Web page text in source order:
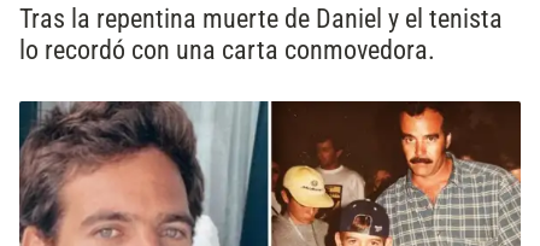
Tras la repentina muerte de Daniel y el tenista
lo recordó con una carta conmovedora.